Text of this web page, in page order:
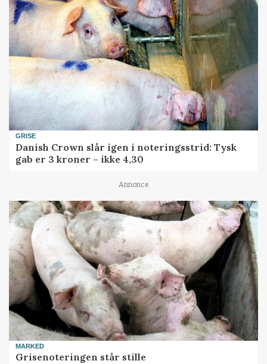
GRISE
Danish Crown slår igen i noteringsstrid: Tysk
gab er 3 kroner – ikke 4,30
Annonce
MARKED
Grisenoteringen står stille